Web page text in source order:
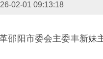
01 09:13:18
邵阳市委会主委丰新妹